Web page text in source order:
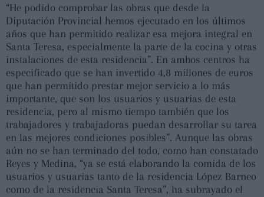
“He podido comprobar las obras que desde la
Diputación Provincial hemos ejecutado en los últimos
años que han permitido realizar esa mejora integral en
Santa Teresa, especialmente la parte de la cocina y otras
instalaciones de esta residencia”. En ambos centros ha
especificado que se han invertido 4,8 millones de euros
que han permitido prestar mejor servicio a lo más
importante, que son los usuarios y usuarias de esta
residencia, pero al mismo tiempo también que los
trabajadores y trabajadoras puedan desarrollar su tarea
en las mejores condiciones posibles”. Aunque las obras
aún no se han terminado del todo, como han constatado
Reyes y Medina, “ya se está elaborando la comida de los
usuarios y usuarias tanto de la residencia López Barneo
como de la residencia Santa Teresa”, ha subrayado el